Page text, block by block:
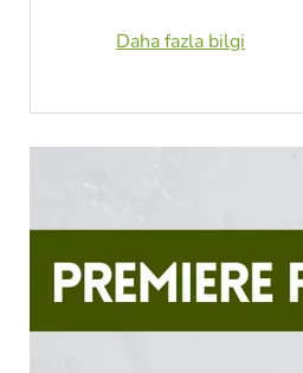
Daha fazla bilgi